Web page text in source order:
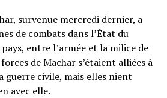
survenue mercredi dernier, a
de combats dans l’État du
entre l’armée et la milice de
de Machar s’étaient alliées à
civile, mais elles nient
avec elle.